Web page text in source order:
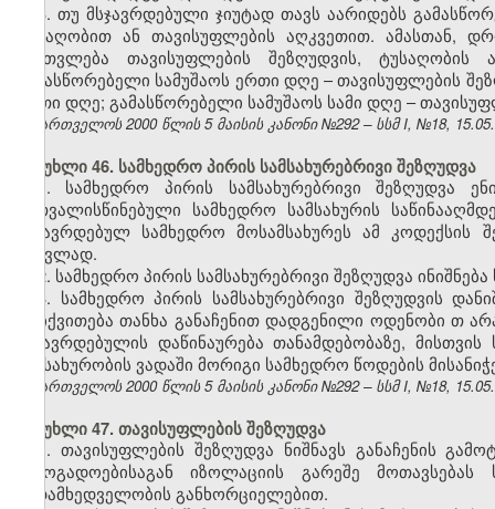
3. თუ მსჯავრდებული ჯიუტად თავს აარიდებს
ტუსაღობით ან თავისუფლების აღკვეთით. ამასთან,
ჩაითვლება თავისუფლების შეზღუდვის,
გამასწორებელი სამუშაოს ერთი დღე – თავისუფლების
ერთი დღე; გამასწორებელი სამუშაოს სამი დღე –
საქართველოს 2000 წლის 5 მაისის კანონი №292 – სსმ I, №18,
მუხლი 46. სამხედრო პირის სამსახურებრივი შეზღუდვა
1. სამხედრო პირის სამსახურებრივი შეზღუდვა
გათვალისწინებული სამხედრო სამსახურის
მსჯავრდებულ სამხედრო მოსამსახურეს ამ კოდექსის
ნაცვლად.
2. სამხედრო პირის სამსახურებრივი შეზღუდვა
3. სამხედრო პირის სამსახურებრივი შეზღუდვის
დაიქვითება თანხა განაჩენით დადგენილი ოდენობი თ
მსჯავრდებულის დაწინაურება თანამდებობაზე,
ნამსახურობის ვადაში მორიგი სამხედრო წოდების
საქართველოს 2000 წლის 5 მაისის კანონი №292 – სსმ I, №18,
მუხლი 47. თავისუფლების შეზღუდვა
1. თავისუფლების შეზღუდვა ნიშნავს განაჩენის
საზოგადოებისაგან იზოლაციის გარეშე
ზედამხედველობის განხორციელებით.